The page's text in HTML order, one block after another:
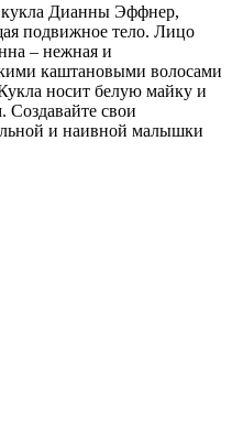
кукла Дианны Эффнер,
подвижное тело. Лицо
– нежная и
каштановыми волосами
носит белую майку и
свои
и наивной малышки